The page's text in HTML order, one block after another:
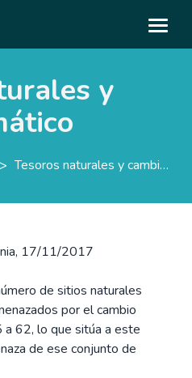
y
> Tesoros naturales y cambio climático
17/11/2017
de sitios naturales
por el cambio
62, lo que sitúa a este
de ese conjunto de